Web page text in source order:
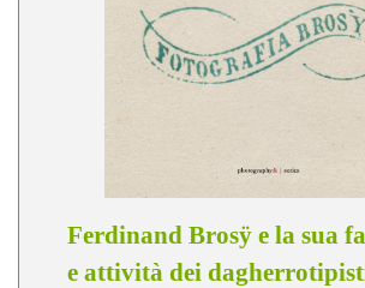
Ferdinand Brosÿ e la sua
e attività dei